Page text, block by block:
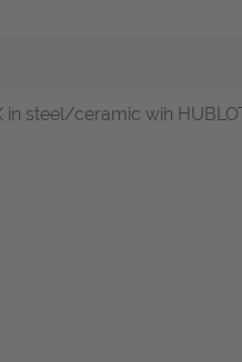
in steel/ceramic wih